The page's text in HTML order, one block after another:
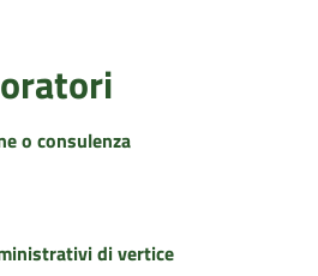
o consulenza
di vertice